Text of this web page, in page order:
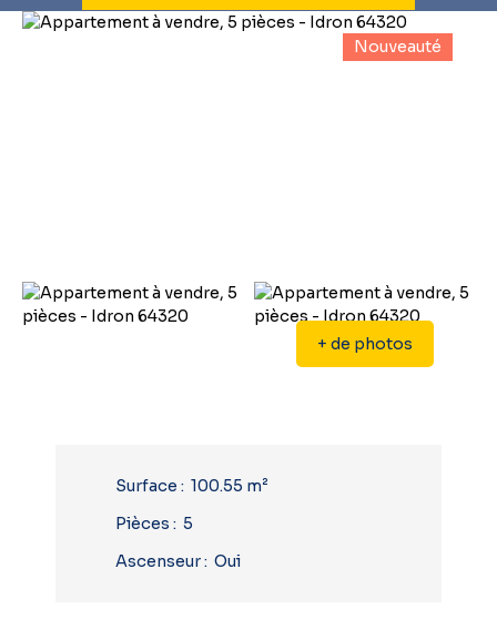
Nouveauté
+ de photos
Surface : 100.55 m²
Pièces : 5
Ascenseur: Oui